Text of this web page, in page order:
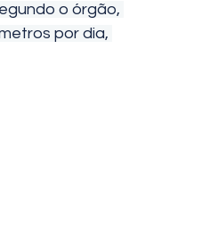
o órgão,
por dia,